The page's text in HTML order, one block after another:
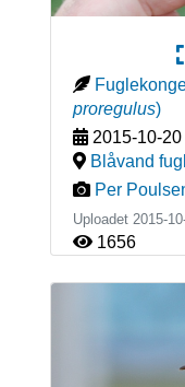
proregulus)
2015-10-20
Blåvand
Per
Uploadet 2015-
1656